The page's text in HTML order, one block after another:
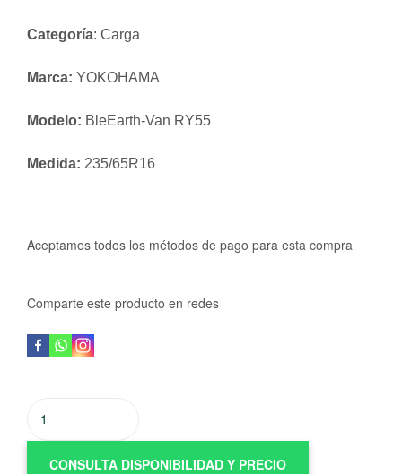
Categoría: Carga
Marca: YOKOHAMA
Modelo: BleEarth-Van RY55
Medida: 235/65R16
Aceptamos todos los métodos de pago para esta compra
Comparte este producto en redes
CONSULTA DISPONIBILIDAD Y PRECIO